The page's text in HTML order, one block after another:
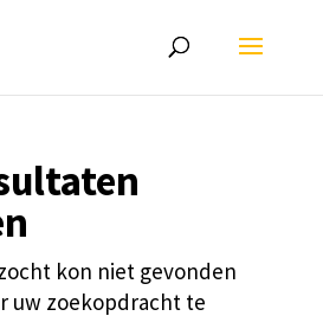
kon niet gevonden
uw zoekopdracht te